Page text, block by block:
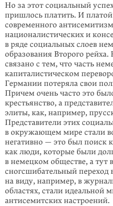
Но за этот социальный
пришлось платить. И
современного
националистических и
в ряде социальных слоев
образования Второго
связано с тем, что часть
капиталистическом
Германии потеряла свои
Причем очень часто это
крестьянство, а
элиты, как, например,
Представители этих
в окружающем мире стали
негативно — это был поиск
как люди, которые были
в немецком обществе, а тут
сногсшибательный переход
на виду, например, в
областях, стали идеальной
антисемитских настроений.